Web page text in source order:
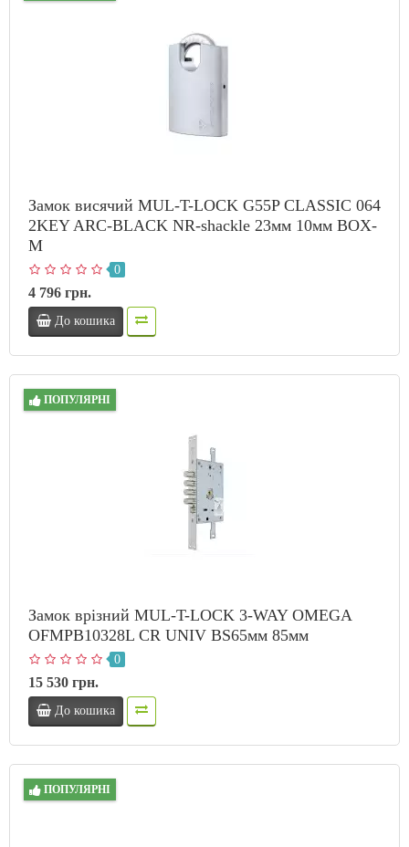
Замок висячий MUL-T-LOCK G55P CLASSIC 064
2KEY ARC-BLACK NR-shackle 23мм 10мм BOX-
M
0
4 796 грн.
До кошика
ПОПУЛЯРНІ
Замок врізний MUL-T-LOCK 3-WAY OMEGA
OFMPB10328L CR UNIV BS65мм 85мм
0
15 530 грн.
До кошика
ПОПУЛЯРНІ